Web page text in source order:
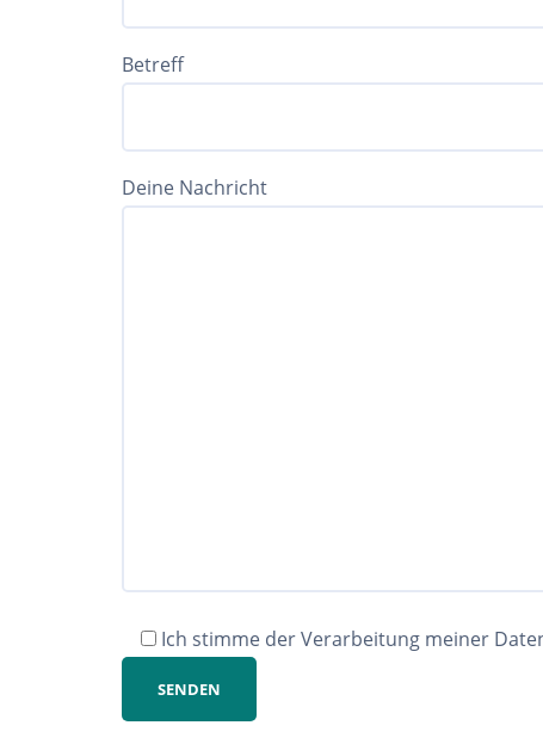
Betreff
Deine Nachricht
Ich stimme der Verarbeitung meiner